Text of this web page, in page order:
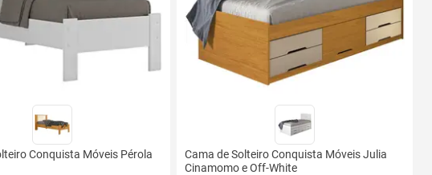
Conquista Móveis Pérola
Cama de Solteiro Conquista Móveis Julia
Cinamomo e Off-White